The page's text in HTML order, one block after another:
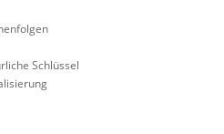
Schlüssel